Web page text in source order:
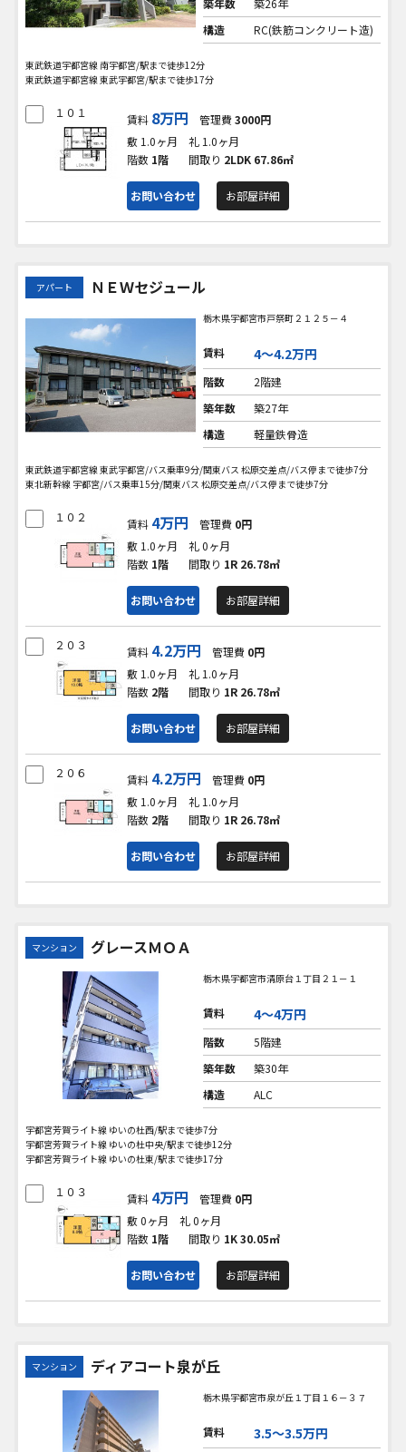
築年数
築26年
構造
RC(鉄筋コンクリート造)
東武鉄道宇都宮線 南宇都宮/駅まで徒歩12分
東武鉄道宇都宮線 東武宇都宮/駅まで徒歩17分
１０１ 賃料 8万円 管理費3000円
敷 1.0ヶ月
礼 1.0ヶ月
階数 1階 間取り 2LDK 67.86㎡
お問い合わせ お部屋詳細
アパート ＮＥＷセジュール
栃木県宇都宮市戸祭町２１２５－４
賃料 4〜4.2万円
階数
2階建
築年数
築27年
構造
軽量鉄骨造
東武鉄道宇都宮線 東武宇都宮/バス乗車9分/関東バス 松原交差点/バス停まで徒歩7分
東北新幹線 宇都宮/バス乗車15分/関東バス 松原交差点/バス停まで徒歩7分
１０２ 賃料 4万円 管理費 0円
敷 1.0ヶ月
礼 0ヶ月
階数 1階 間取り 1R 26.78㎡
お問い合わせ お部屋詳細
２０３ 賃料 4.2万円 管理費 0円
敷 1.0ヶ月
礼 1.0ヶ月
階数 2階 間取り 1R 26.78㎡
お問い合わせ お部屋詳細
２０６ 賃料 4.2万円 管理費 0円
敷 1.0ヶ月
礼 1.0ヶ月
階数 2階 間取り 1R 26.78㎡
お問い合わせ お部屋詳細
マンション グレースＭＯＡ
栃木県宇都宮市清原台１丁目２１－１
賃料 4〜4万円
階数
5階建
築年数
築30年
構造
ALC
宇都宮芳賀ライト線 ゆいの杜西/駅まで徒歩7分
宇都宮芳賀ライト線 ゆいの杜中央/駅まで徒歩12分
宇都宮芳賀ライト線 ゆいの杜東/駅まで徒歩17分
１０３ 賃料 4万円 管理費 0円
敷 0ヶ月
礼 0ヶ月
階数 1階 間取り 1K30.05㎡
お問い合わせ お部屋詳細
マンション ディアコート泉が丘
栃木県宇都宮市泉が丘１丁目１６－３７
賃料 3.5〜3.5万円